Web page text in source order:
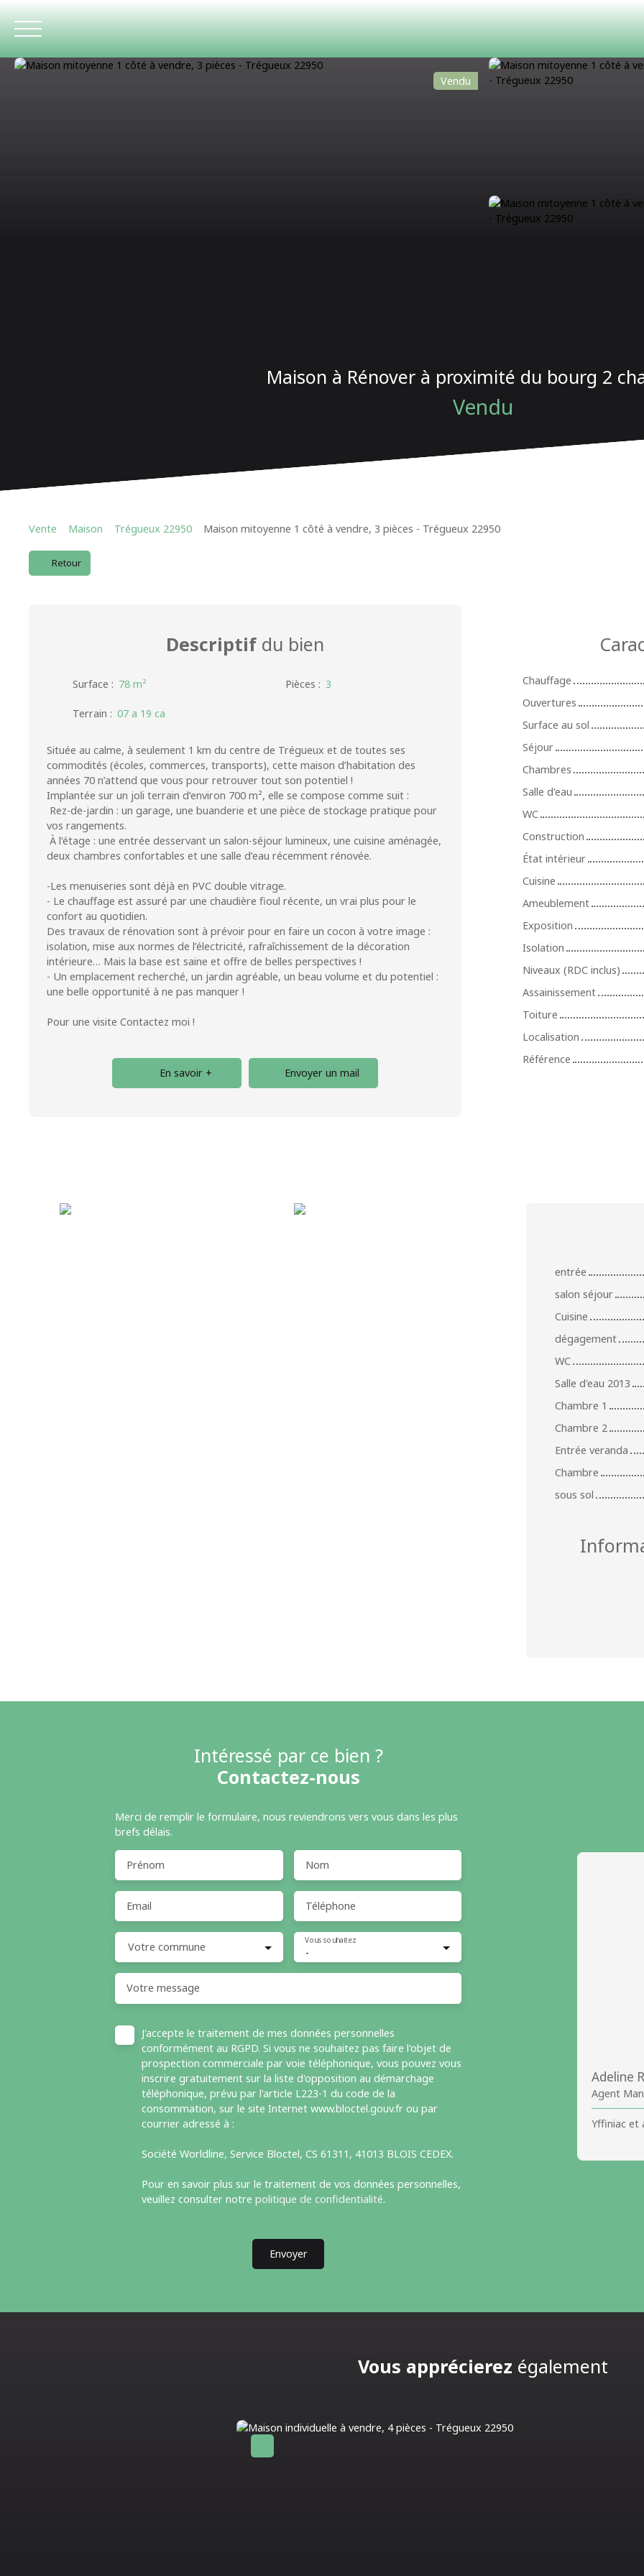
Vendu
Maison à Rénover à proximité du bourg 2
Vendu
Vente Maison Trégueux 22950 Maison mitoyenne 1 côté à vendre, 3 pièces - Trégueux 22950
Retour
Descriptif du bien
Surface : 78 m² Pièces : 3
Terrain : 07 a 19 ca
Située au calme, à seulement 1 km du centre de Trégueux et de toutes ses
commodités (écoles, commerces, transports), cette maison d’habitation des
années 70 n’attend que vous pour retrouver tout son potentiel !
Implantée sur un joli terrain d’environ 700 m², elle se compose comme suit :
Rez-de-jardin : un garage, une buanderie et une pièce de stockage pratique pour
vos rangements.
À l’étage : une entrée desservant un salon-séjour lumineux, une cuisine aménagée,
deux chambres confortables et une salle d’eau récemment rénovée.
-Les menuiseries sont déjà en PVC double vitrage.
- Le chauffage est assuré par une chaudière fioul récente, un vrai plus pour le
confort au quotidien.
Des travaux de rénovation sont à prévoir pour en faire un cocon à votre image :
isolation, mise aux normes de l’électricité, rafraîchissement de la décoration
intérieure… Mais la base est saine et offre de belles perspectives !
- Un emplacement recherché, un jardin agréable, un beau volume et du potentiel :
une belle opportunité à ne pas manquer !
Pour une visite Contactez moi !
En savoir + Envoyer un mail
Chauffage
Ouvertures
Surface au sol
Séjour
Chambres
Salle d'eau
WC
Construction
État intérieur
Cuisine
Ameublement
Exposition
Isolation
Niveaux (RDC inclus)
Assainissement
Toiture
Localisation
Référence
entrée
salon séjour
Cuisine
dégagement
WC
Salle d'eau 2013
Chambre 1
Chambre 2
Entrée veranda
Chambre
sous sol
Intéressé par ce bien ?
Contactez-nous
Merci de remplir le formulaire, nous reviendrons vers vous dans les plus
brefs délais.
Prénom Nom
Email Téléphone
Votre commune -
Vous souhaitez
Votre message
J'accepte le traitement de mes données personnelles
conformément au RGPD. Si vous ne souhaitez pas faire l'objet de
prospection commerciale par voie téléphonique, vous pouvez vous
inscrire gratuitement sur la liste d'opposition au démarchage
téléphonique, prévu par l'article L223-1 du code de la
consommation, sur le site Internet www.bloctel.gouv.fr ou par
courrier adressé à :
Société Worldline, Service Bloctel, CS 61311, 41013 BLOIS CEDEX.
Pour en savoir plus sur le traitement de vos données personnelles,
veuillez consulter notre politique de confidentialité.
Envoyer
Adeline
Agent
Yffiniac et
Vous apprécierez également